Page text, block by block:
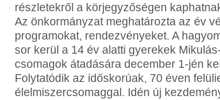
részletekről a körjegyzőségen
Az önkormányzat meghatározta az év
programokat, rendezvényeket. A
sor kerül a 14 év alatti gyerekek
csomagok átadására december 1-jén
Folytatódik az időskorúak, 70 éven
élelmiszercsomaggal. Idén új